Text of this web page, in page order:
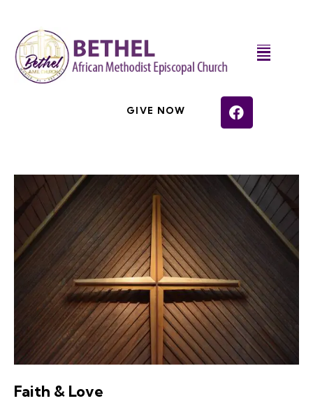
GIVE NOW
Faith & Love